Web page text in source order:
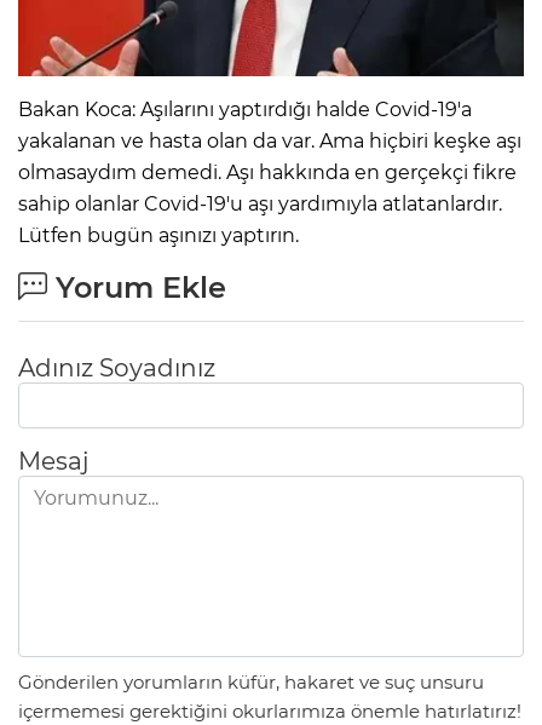
Bakan Koca: Aşılarını yaptırdığı halde Covid-19'a
yakalanan ve hasta olan da var. Ama hiçbiri keşke aşı
olmasaydım demedi. Aşı hakkında en gerçekçi fikre
sahip olanlar Covid-19'u aşı yardımıyla atlatanlardır.
Lütfen bugün aşınızı yaptırın.
Yorum Ekle
Adınız Soyadınız
Mesaj
Gönderilen yorumların küfür, hakaret ve suç unsuru
içermemesi gerektiğini okurlarımıza önemle hatırlatırız!